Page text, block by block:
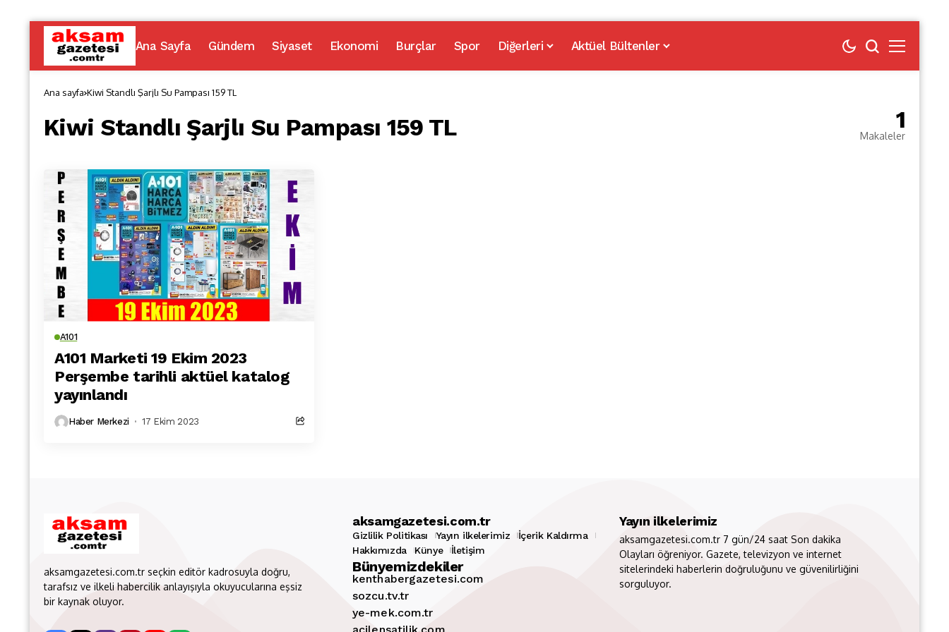
Ana Sayfa Gündem Siyaset Ekonomi Burçlar Spor Diğerleri Aktüel Bültenler
Ana sayfa Kiwi Standlı Şarjlı Su Pampası 159 TL
Kiwi Standlı Şarjlı Su Pampası 159 TL 1
Makaleler
A101
A101 Marketi 19 Ekim 2023
Perşembe tarihli aktüel katalog
yayınlandı
Haber Merkezi 17 Ekim 2023
aksamgazetesi.com.tr seçkin editör kadrosuyla doğru,
tarafsız ve ilkeli habercilik anlayışıyla okuyucularına eşsiz
bir kaynak oluyor.
aksamgazetesi.com.tr
Gizlilik Politikası Yayın ilkelerimiz
İçerik Kaldırma
Hakkımızda
Künye İletişim
Bünyemizdekiler
kenthabergazetesi.com
sozcu.tv.tr
ye-mek.com.tr
acilensatilik.com
Yayın ilkelerimiz
aksamgazetesi.com.tr 7 gün/24 saat Son dakika
Olayları öğreniyor. Gazete, televizyon ve internet
sitelerindeki haberlerin doğruluğunu ve güvenilirliğini
sorguluyor.